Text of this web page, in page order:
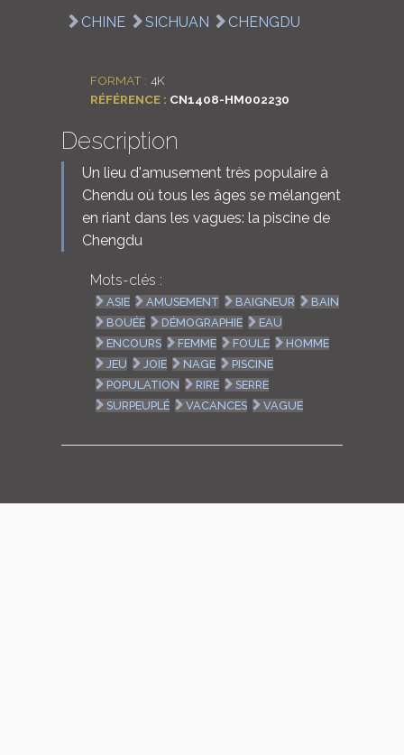
CHINE SICHUAN CHENGDU
FORMAT : 4K
RÉFÉRENCE : CN1408-HM002230
Description
Un lieu d'amusement très populaire à
Chendu où tous les âges se mélangent
en riant dans les vagues: la piscine de
Chengdu
Mots-clés :
ASIE AMUSEMENT BAIGNEUR
BAIN
BOUÉE
DÉMOGRAPHIE
EAU
ENCOURS
FEMME FOULE
HOMME
JEU
JOIE NAGE
PISCINE
POPULATION
RIRE
SERRE
SURPEUPLÉ
VACANCES VAGUE